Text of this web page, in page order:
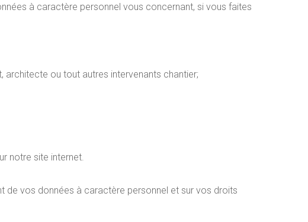
à caractère personnel vous concernant, si vous faites
ou tout autres intervenants chantier;
notre site internet.
de vos données à caractère personnel et sur vos droits